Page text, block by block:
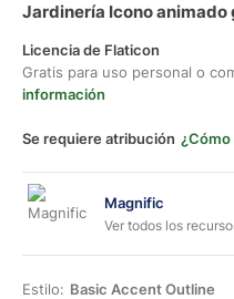
Jardinería Icono
Licencia de Flaticon
Gratis para uso personal o
información
Se requiere atribución
Magnific
Ver todos los
Estilo: Basic Accent Outline